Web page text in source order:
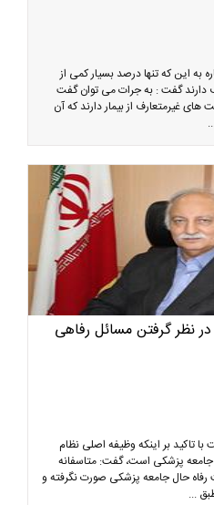
به این که تنها درصد بسیار کمی از
دارند گفت : به جرات می توان گفت
های غیرمتعارف از بیمار دارند که آن
نظر گرفتن مسائل رفاهی
تاکید بر اینکه وظیفه اصلی نظام
پزشکی است، گفت: متاسفانه
حال جامعه پزشکی صورت نگرفته و
...